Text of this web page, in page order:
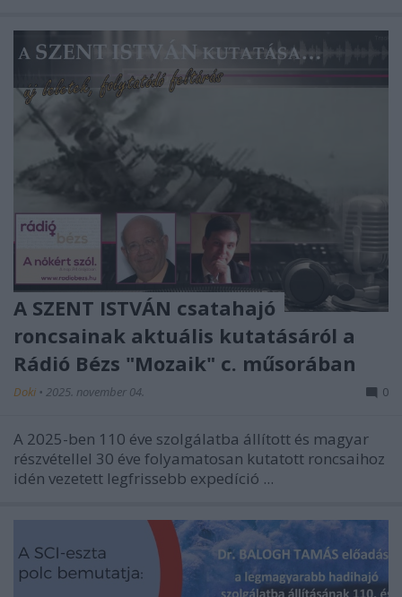
A SZENT ISTVÁN csatahajó
roncsainak aktuális kutatásáról a
Rádió Bézs "Mozaik" c. műsorában
Doki • 2025. november 04. 0
A 2025-ben 110 éve szolgálatba állított és magyar
részvétellel 30 éve folyamatosan kutatott roncsaihoz
idén vezetett legfrissebb expedíció ...